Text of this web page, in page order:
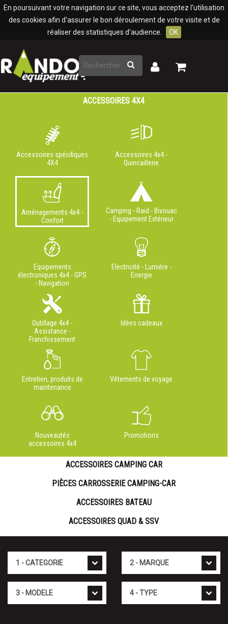
En poursuivant votre navigation sur ce site, vous acceptez l'utilisation
des cookies afin d'assurer le bon déroulement de votre visite et de
réaliser des statistiques d'audience.
OK
Rechercher
Mon
Mon
ACCESSOIRES 4X4
Accessoires spécifiques
4X4
Accessoires 4x4 -
Quincaillerie
Aménagements 4x4 -
Confort
Camping - Raid - Bivouac
- Equipement Extérieur
Equipements
électroniques 4x4 - GPS
- Navigation
Electricité - Lumière -
Energie
Outillage 4x4 -
Assistance -
Franchissement
Idées cadeaux
Entretien, produits de
maintenance
Vêtements de voyage
Nouveautés
accessoires 4x4
Promotions
ACCESSOIRES CAMPING CAR
PIÈCES CARROSSERIE CAMPING-CAR
ACCESSOIRES BATEAU
ACCESSOIRES QUAD & SSV
Panneau de gestion des cookies